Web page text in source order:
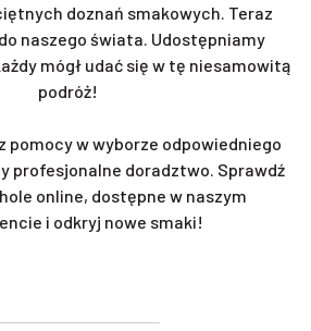
doznań smakowych. Teraz
naszego świata. Udostępniamy
mógł udać się w tę niesamowitą
podróż!
pomocy w wyborze odpowiedniego
profesjonalne doradztwo. Sprawdź
online, dostępne w naszym
i odkryj nowe smaki!